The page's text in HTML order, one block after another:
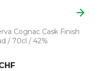
arrow_forward
Cognac Cask Finish
/ 70cl / 42%